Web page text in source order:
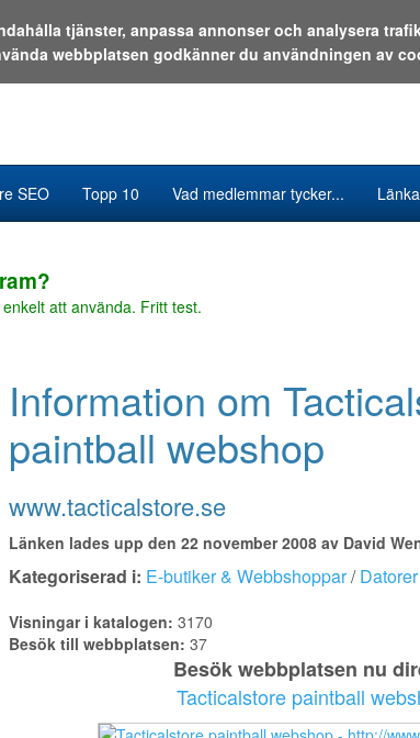
SEO Topp 10 Vad medlemmar tycker...
att använda. Fritt test.
Information om
paintball webshop
www.tacticalstore.se
Länken lades upp den 22 november 2008 av David
Kategoriserad i: E-butiker & Webbshoppar/
Visningar i katalogen: 3170
Besök till webbplatsen: 37
Besök webbplatsen nu
Tacticalstore paintball
tjänster, anpassa annonser och analysera
webbplatsen godkänner du användningen av